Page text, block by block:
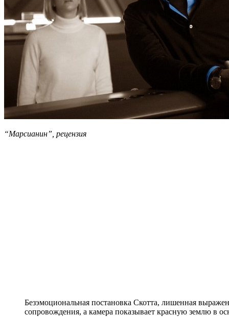
“Марсианин”, рецензия
Безэмоциональная постановка Скотта, лишенная
сопровождения, а камера показывает красную землю в